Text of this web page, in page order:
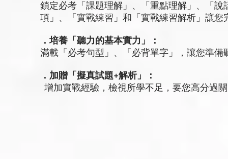
鎖定必考「課題理解」、「重點理解」、「
項」、「實戰練習」和「實戰練習解析」讓您
．培養「聽力的基本實力」：
滿載「必考句型」、「必背單字」，讓您準備
．加贈「擬真試題+解析」：
增加實戰經驗，檢視所學不足，要您高分過